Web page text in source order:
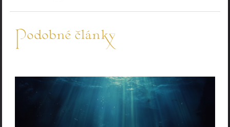
Podobné články